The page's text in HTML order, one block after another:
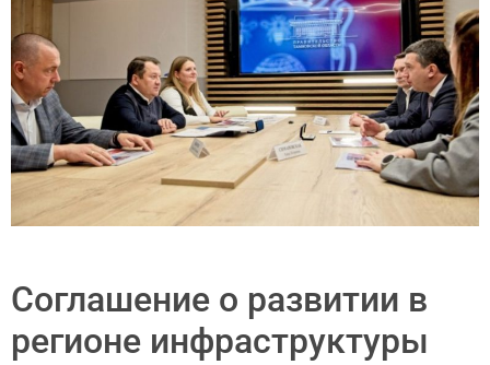
Соглашение о развитии в
регионе инфраструктуры